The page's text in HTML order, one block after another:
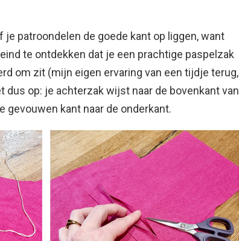
patroondelen de goede kant op liggen, want
te ontdekken dat je een prachtige paspelzak
om zit (mijn eigen ervaring van een tijdje terug,
dus op: je achterzak wijst naar de bovenkant van
gevouwen kant naar de onderkant.